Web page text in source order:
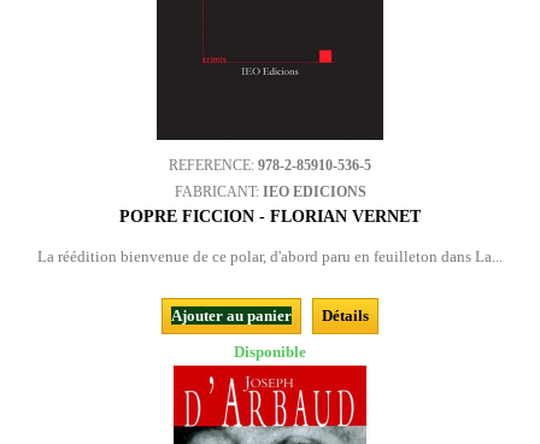
REFERENCE: 978-2-85910-536-5
FABRICANT: IEO EDICIONS
POPRE FICCION - FLORIAN VERNET
La réédition bienvenue de ce polar, d'abord paru en feuilleton dans La...
Ajouter au panier
Détails
Disponible